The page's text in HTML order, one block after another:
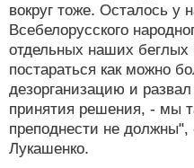
вокруг тоже. Осталось у
Всебелорусского
отдельных наших беглых
постараться как можно
дезорганизацию и
принятия решения, - мы
преподнести не должны",
Лукашенко.